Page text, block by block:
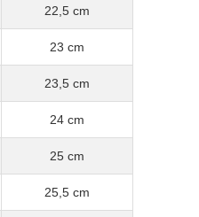
22,5 cm
23 cm
23,5 cm
24 cm
25 cm
25,5 cm